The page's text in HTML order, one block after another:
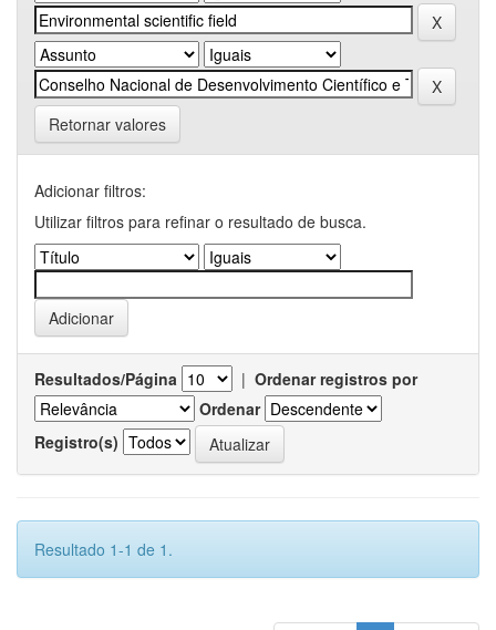
Retornar valores
Adicionar filtros:
Utilizar filtros para refinar o resultado de busca.
Resultados/Página | Ordenar registros por
Ordenar
Registro(s)
Resultado 1-1 de 1.